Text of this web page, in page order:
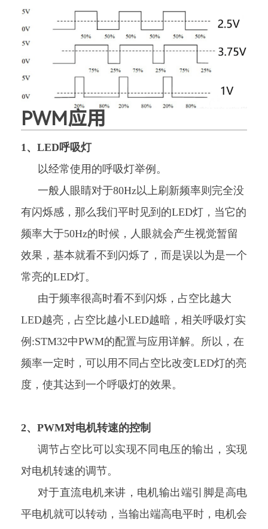
PWM应用
1、LED呼吸灯
以经常使用的呼吸灯举例。
一般人眼睛对于80Hz以上刷新频率则完全没
有闪烁感，那么我们平时见到的LED灯，当它的
频率大于50Hz的时候，人眼就会产生视觉暂留
效果，基本就看不到闪烁了，而是误以为是一个
常亮的LED灯。
由于频率很高时看不到闪烁，占空比越大
LED越亮，占空比越小LED越暗，相关呼吸灯实
例:STM32中PWM的配置与应用详解。所以，在
频率一定时，可以用不同占空比改变LED灯的亮
度，使其达到一个呼吸灯的效果。
2、PWM对电机转速的控制
调节占空比可以实现不同电压的输出，实现
对电机转速的调节。
对于直流电机来讲，电机输出端引脚是高电
平电机就可以转动，当输出端高电平时，电机会